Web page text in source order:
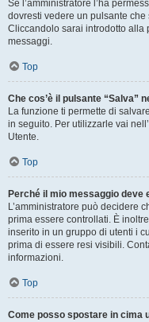
Se l’amministratore l’ha
dovresti vedere un pulsante
Cliccandolo sarai introdotto alla
messaggi.
Top
Che cos’è il pulsante “Salva”
La funzione ti permette di
in seguito. Per utilizzarle vai
Utente.
Top
Perché il mio messaggio deve
L’amministratore può decidere
prima essere controllati. È
inserito in un gruppo di utenti i
prima di essere resi visibili.
informazioni.
Top
Come posso spostare in cima